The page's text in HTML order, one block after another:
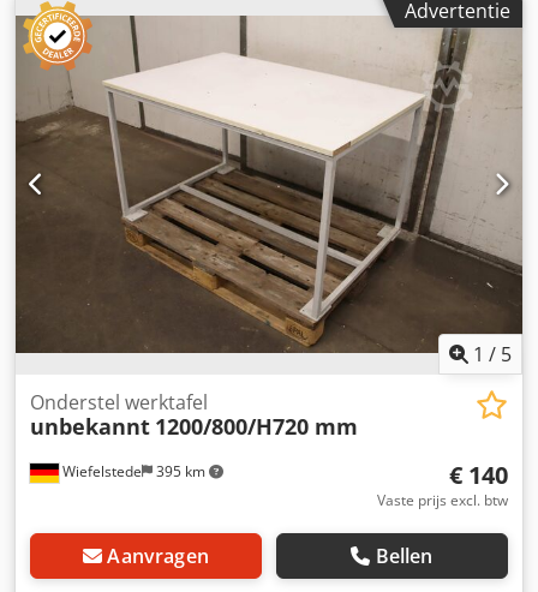
Advertentie
1 / 5
Wiefelstede 395 km
Onderstel werktafel
unbekannt 1200/800/H720 mm
€ 140
Vaste prijs excl. btw
Aanvragen Bellen